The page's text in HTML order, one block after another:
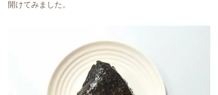
開けてみました。